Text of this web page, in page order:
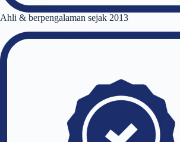
Ahli & berpengalaman sejak 2013